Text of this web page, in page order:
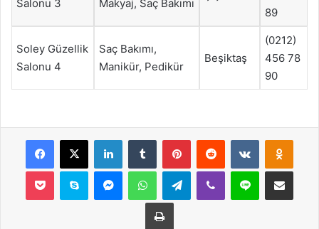
Salonu 3
Makyaj, Saç Bakımı
89
Soley Güzellik
Salonu 4
Saç Bakımı,
Manikür, Pedikür
Beşiktaş
(0212)
456 78
90
Facebook
X LinkedInTumblr PinterestReddit VKontakte
Pocket Skype MessengerWhatsAppTelegramViber Line E-Posta ile
Yazdır